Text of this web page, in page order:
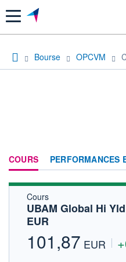
Menu
Bourse OPCVM
COURS PERFORMANCES
Cours
UBAM Global Hi
EUR
101,87 EUR